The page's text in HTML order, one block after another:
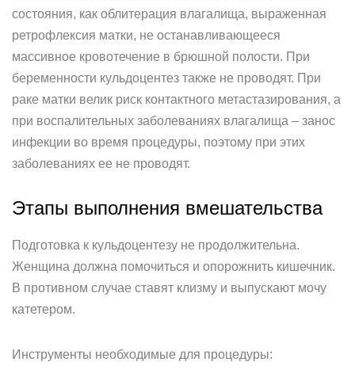
состояния, как облитерация влагалища, выраженная
ретрофлексия матки, не останавливающееся
массивное кровотечение в брюшной полости. При
беременности кульдоцентез также не проводят. При
раке матки велик риск контактного метастазирования, а
при воспалительных заболеваниях влагалища – занос
инфекции во время процедуры, поэтому при этих
заболеваниях ее не проводят.
Этапы выполнения вмешательства
Подготовка к кульдоцентезу не продолжительна.
Женщина должна помочиться и опорожнить кишечник.
В противном случае ставят клизму и выпускают мочу
катетером.
Инструменты необходимые для процедуры: